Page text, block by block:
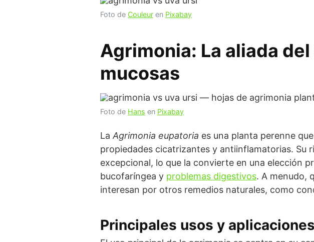
Foto de Couleur en Pixabay
Agrimonia: La aliada
mucosas
Foto de Hans en Pixabay
La Agrimonia eupatoria es una planta perenne
propiedades cicatrizantes y antiinflamatorias. Su
excepcional, lo que la convierte en una elección
bucofaríngea y problemas digestivos. A menudo,
interesan por otros remedios naturales, como
Principales usos y